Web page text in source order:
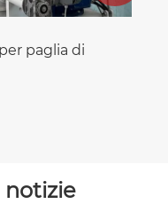
paglia di
notizie